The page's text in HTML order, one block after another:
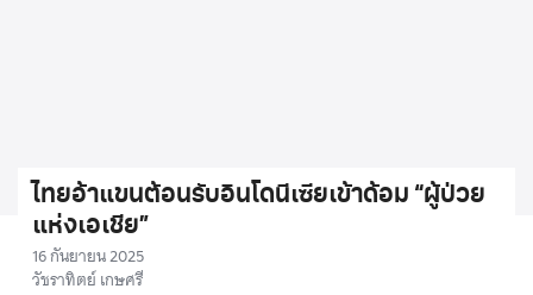
ไทยอ้าแขนต้อนรับอินโดนีเซียเข้าด้อม “ผู้ป่วย
แห่งเอเชีย”
16 กันยายน 2025
วัชราทิตย์ เกษศรี